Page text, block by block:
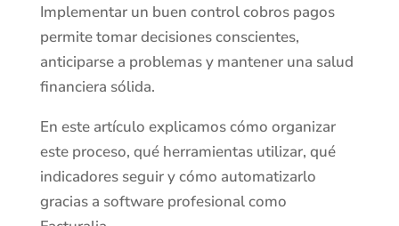
Implementar un buen control cobros pagos
permite tomar decisiones conscientes,
anticiparse a problemas y mantener una salud
financiera sólida.
En este artículo explicamos cómo organizar
este proceso, qué herramientas utilizar, qué
indicadores seguir y cómo automatizarlo
gracias a software profesional como